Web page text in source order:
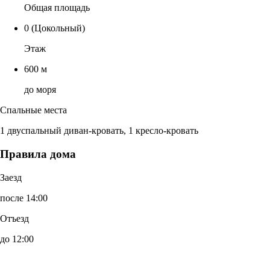
Общая площадь
0 (Цокольный)
Этаж
600 м
до моря
Спальные места
1 двуспальный диван-кровать, 1 кресло-кровать
Правила дома
Заезд
после 14:00
Отъезд
до 12:00